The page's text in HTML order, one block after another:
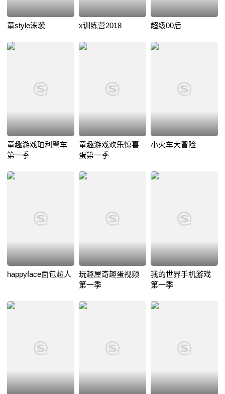
童style涞袭 x训练营2018 超级00后
童趣游戏珀利警车
第一季
童趣游戏欢乐惊喜
蛋第一季
小火车大冒险
happyface面包超人
玩趣屋奇趣蛋视频
第一季
我的世界手机游戏
第一季